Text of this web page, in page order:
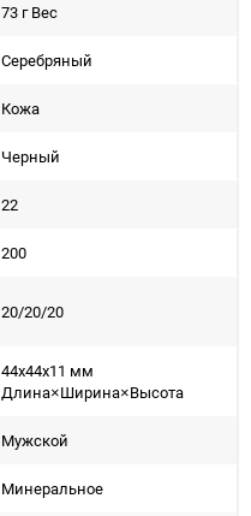
73 г Вес
Серебряный
Кожа
Черный
22
200
20/20/20
44x44x11 мм
Длина×Ширина×Высота
Мужской
Минеральное